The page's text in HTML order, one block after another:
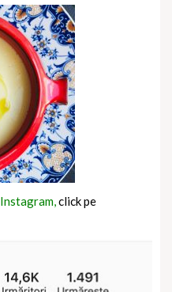
Instagram,click pe